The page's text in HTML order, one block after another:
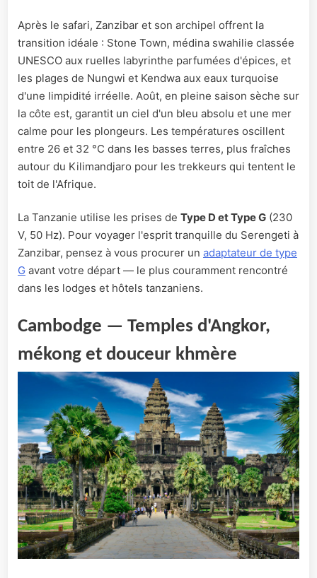
Après le safari, Zanzibar et son archipel offrent la
transition idéale : Stone Town, médina swahilie classée
UNESCO aux ruelles labyrinthe parfumées d'épices, et
les plages de Nungwi et Kendwa aux eaux turquoise
d'une limpidité irréelle. Août, en pleine saison sèche sur
la côte est, garantit un ciel d'un bleu absolu et une mer
calme pour les plongeurs. Les températures oscillent
entre 26 et 32 °C dans les basses terres, plus fraîches
autour du Kilimandjaro pour les trekkeurs qui tentent le
toit de l'Afrique.
La Tanzanie utilise les prises de Type D et Type G (230
V, 50 Hz). Pour voyager l'esprit tranquille du Serengeti à
Zanzibar, pensez à vous procurer un adaptateur de type
G avant votre départ — le plus couramment rencontré
dans les lodges et hôtels tanzaniens.
Cambodge — Temples d'Angkor,
mékong et douceur khmère